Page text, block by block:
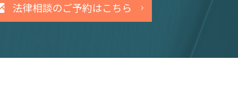
法律相談のご予約はこちら